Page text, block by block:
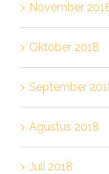
November
Oktober 2018
September
Agustus 2018
Juli 2018